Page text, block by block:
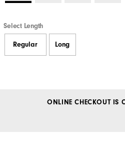
Select Length
Regular Long
ONLINE CHECKOUT IS